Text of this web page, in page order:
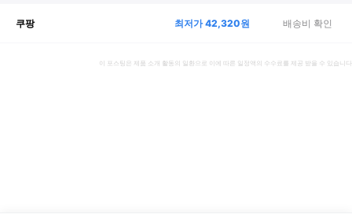
쿠팡 최저가42,320원 배송비 확인
이 포스팅은 제품 소개 활동의 일환으로 이에 따른 일정액의 수수료를 제공 받을 수 있습니다